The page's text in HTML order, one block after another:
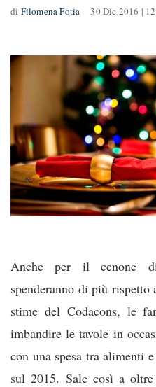
di Filomena Fotia 30 Dic 2016 |
Anche per il cenone
spenderanno di più
stime del Codacons, le
imbandire le tavole in
con una spesa tra alimenti
sul 2015. Sale così a